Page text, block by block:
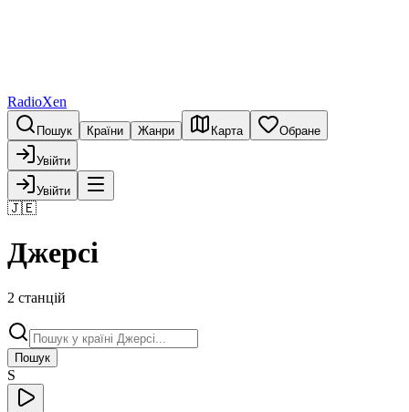
RadioXen
Пошук Країни Жанри Карта Обране
Увійти
Увійти
🇯🇪
Джерсі
2 станцій
Пошук
S